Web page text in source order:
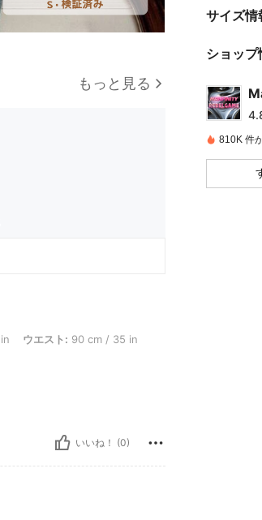
もっと見る
/ 35 in, ヒップ: 96 cm / 38 in, カラー: ブラウン, サイズ:
ウエスト: 90 cm / 35 in
いいね！ (0)
サイズ情
ショップ
810K 件